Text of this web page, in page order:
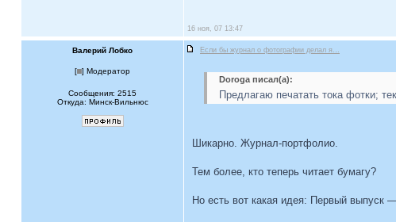
16 ноя, 07 13:47
Валерий Лобко Если бы журнал о фотографии делал я…
[ ] Модератор
Сообщения: 2515
Откуда: Минск-Вильнюс
Doroga писал(а):
Предлагаю печатать тока фотки;
Шикарно. Журнал-портфолио.
Тем более, кто теперь читает бумагу?
Но есть вот какая идея: Первый выпуск